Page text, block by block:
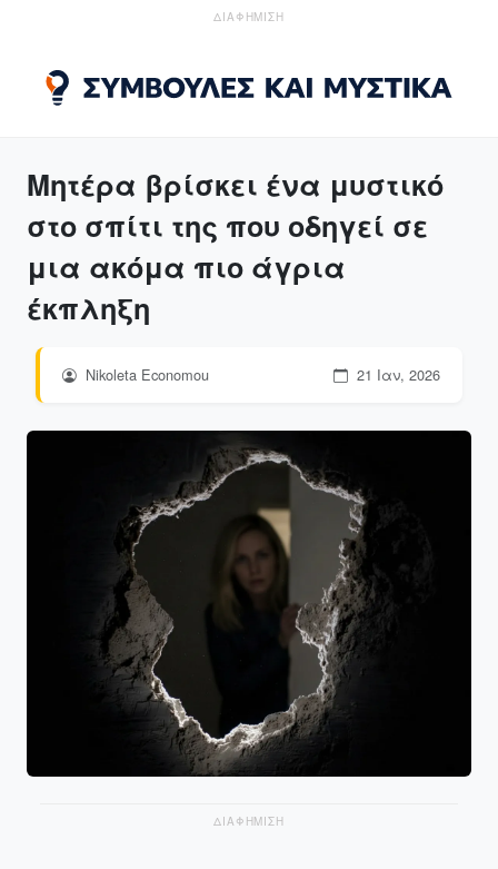
ΔΙΑΦΗΜΙΣΗ
Μητέρα βρίσκει ένα μυστικό
στο σπίτι της που οδηγεί σε
μια ακόμα πιο άγρια
έκπληξη
Nikoleta Economou 21 Ιαν, 2026
ΔΙΑΦΗΜΙΣΗ